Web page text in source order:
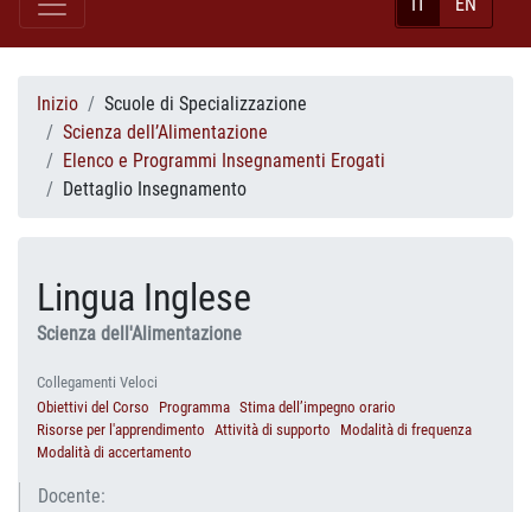
Inizio
Scuole di Specializzazione
Scienza dell’Alimentazione
Elenco e Programmi Insegnamenti Erogati
Dettaglio Insegnamento
Lingua Inglese
Scienza dell'Alimentazione
Collegamenti Veloci
Obiettivi del Corso
Programma Stima dell’impegno orario
Risorse per l'apprendimento Attività di supporto
Modalità di frequenza
Modalità di accertamento
Docente: